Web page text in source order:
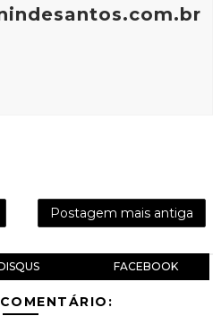
Postagem mais antiga
FACEBOOK